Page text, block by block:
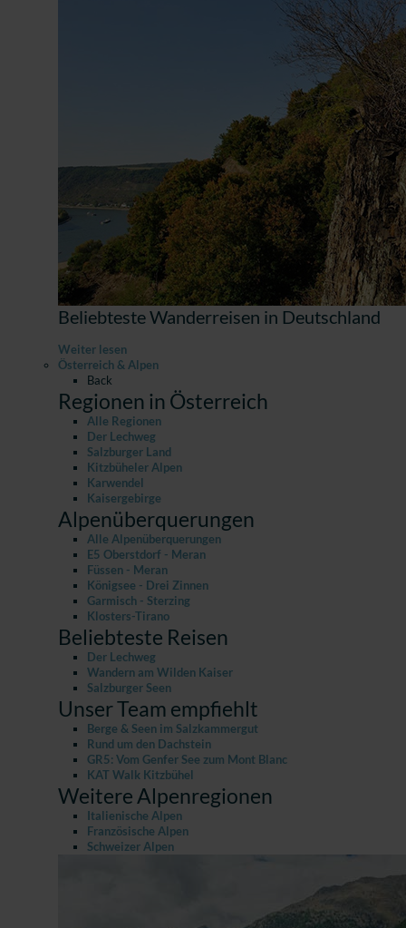
Beliebteste Wanderreisen in Deutschland
Weiter lesen
Österreich & Alpen
Back
Regionen in Österreich
Alle Regionen
Der Lechweg
Salzburger Land
Kitzbüheler Alpen
Karwendel
Kaisergebirge
Alpenüberquerungen
Alle Alpenüberquerungen
E5 Oberstdorf - Meran
Füssen - Meran
Königsee - Drei Zinnen
Garmisch - Sterzing
Klosters-Tirano
Beliebteste Reisen
Der Lechweg
Wandern am Wilden Kaiser
Salzburger Seen
Unser Team empfiehlt
Berge & Seen im Salzkammergut
Rund um den Dachstein
GR5: Vom Genfer See zum Mont Blanc
KAT Walk Kitzbühel
Weitere Alpenregionen
Italienische Alpen
Französische Alpen
Schweizer Alpen